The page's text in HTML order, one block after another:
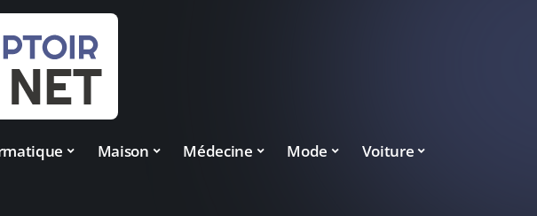
Maison Médecine Mode Voiture